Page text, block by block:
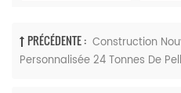
PRÉCÉDENTE : Construction
Personnalisée 24 Tonnes De